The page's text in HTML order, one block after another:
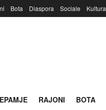
Bota Diaspora Sociale Kultura
RAJONI BOTA